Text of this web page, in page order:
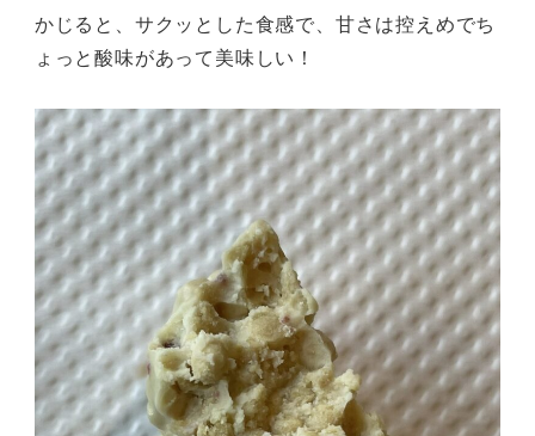
かじると、サクッとした食感で、甘さは控えめでち
ょっと酸味があって美味しい！